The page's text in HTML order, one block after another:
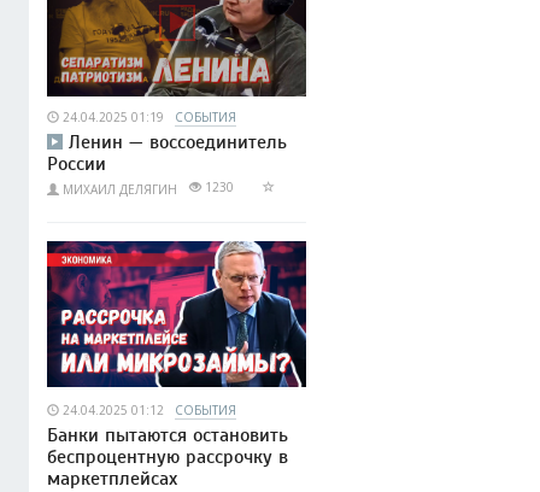
24.04.2025 01:19 СОБЫТИЯ
Ленин — воссоединитель
России
МИХАИЛ ДЕЛЯГИН 1230
24.04.2025 01:12 СОБЫТИЯ
Банки пытаются остановить
беспроцентную рассрочку в
маркетплейсах